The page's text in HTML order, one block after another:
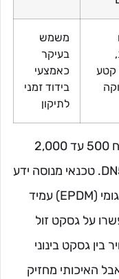
קטע
משמש
בעיקר
כאמצעי
בידוד זמני
לתיקון
בבניינים משותפים עם דוד מרכזי בנפח 500 עד 2,000
ליטר, הגודל הנפוץ הוא DN40 עד DN50. טכנאי מנוסה ידע
להזמין את האטמים הנכונים – גסקט גומי (EPDM) עמיד
תתפשרו על גסקט זול
גסקט בינוני
₪20-₪40 בלבד, אבל האיכותי מחזיק